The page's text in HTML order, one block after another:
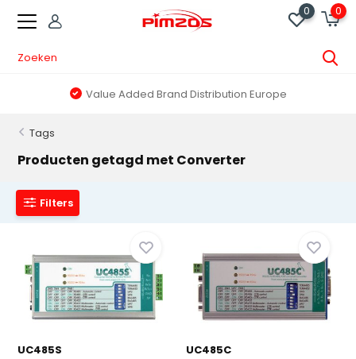
0 0
Value Added Brand Distribution Europe
Tags
Producten getagd met Converter
Filters
UC485S
UC485C